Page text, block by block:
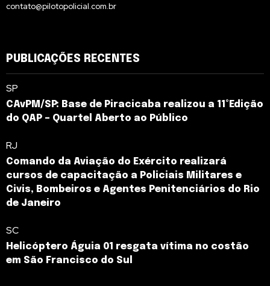
contato@pilotopolicial.com.br
PUBLICAÇÕES RECENTES
SP
CAvPM/SP: Base de Piracicaba realizou a 11°Edição
do QAP – Quartel Aberto ao Público
RJ
Comando da Aviação do Exército realizará
cursos de capacitação a Policiais Militares e
Civis, Bombeiros e Agentes Penitenciários do Rio
de Janeiro
SC
Helicóptero Águia 01 resgata vítima no costão
em São Francisco do Sul